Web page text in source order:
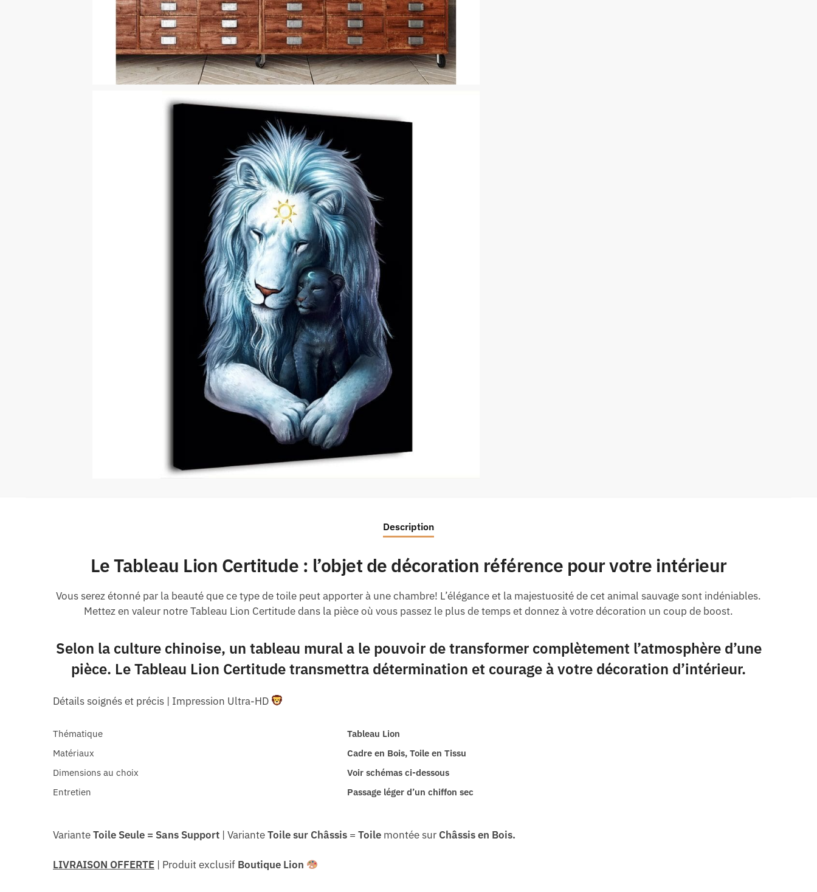
Description
Le Tableau Lion Certitude : l’objet de décoration référence pour votre intérieur
Vous serez étonné par la beauté que ce type de toile peut apporter à une chambre! L’élégance et la majestuosité de cet animal sauvage sont indéniables.
Mettez en valeur notre Tableau Lion Certitude dans la pièce où vous passez le plus de temps et donnez à votre décoration un coup de boost.
Selon la culture chinoise, un tableau mural a le pouvoir de transformer complètement l’atmosphère d’une
pièce. Le Tableau Lion Certitude transmettra détermination et courage à votre décoration d’intérieur.
Détails soignés et précis | Impression Ultra-HD
Thématique
Tableau Lion
Matériaux
Cadre en Bois, Toile en Tissu
Dimensions au choix
Voir schémas ci-dessous
Entretien
Passage léger d’un chiffon sec
VarianteToile Seule = Sans Support | VarianteToile sur Châssis =Toile montée sur Châssis en Bois.
LIVRAISON OFFERTE | Produit exclusif Boutique Lion